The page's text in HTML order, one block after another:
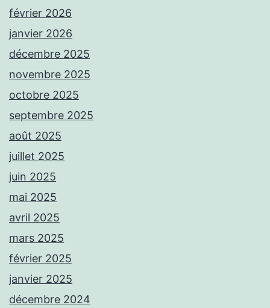
février 2026
janvier 2026
décembre 2025
novembre 2025
octobre 2025
septembre 2025
août 2025
juillet 2025
juin 2025
mai 2025
avril 2025
mars 2025
février 2025
janvier 2025
décembre 2024